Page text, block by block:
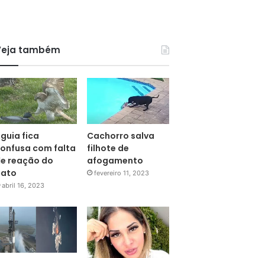
também
fica
com falta
reação do
abril 16, 2023
Cachorro salva
filhote de
afogamento
fevereiro 11, 2023